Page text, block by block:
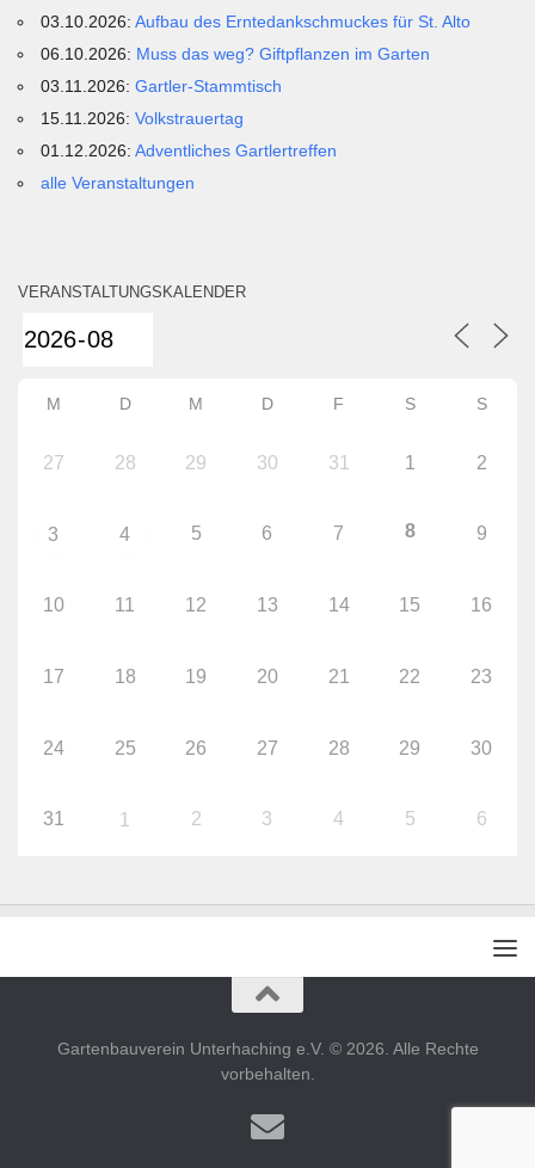
03.10.2026:Aufbau des Erntedankschmuckes für St. Alto
06.10.2026: Muss das weg? Giftpflanzen im Garten
03.11.2026:Gartler-Stammtisch
15.11.2026:Volkstrauertag
01.12.2026:Adventliches Gartlertreffen
alle Veranstaltungen
VERANSTALTUNGSKALENDER
M D M D F S S
27 28 29 30 31 1 2
3 4 5 6 7 8 9
10 11 12 13 14 15 16
17 18 19 20 21 22 23
24 25 26 27 28 29 30
31 1 2 3 4 5 6
Gartenbauverein Unterhaching e.V. © 2026. Alle Rechte
vorbehalten.